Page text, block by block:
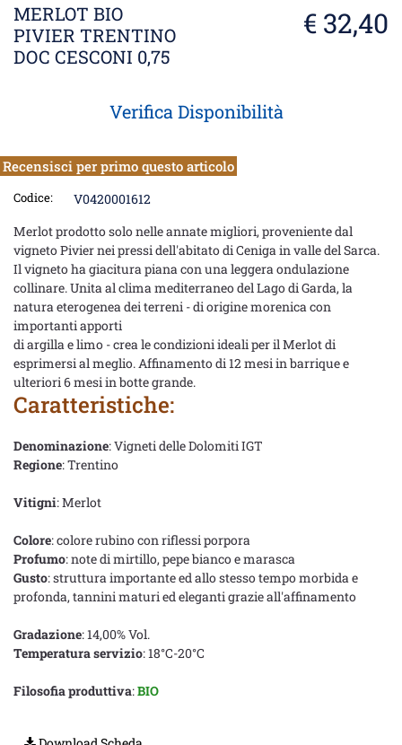
MERLOT BIO
PIVIER TRENTINO
DOC CESCONI 0,75
€ 32,40
Verifica Disponibilità
Recensisci per primo questo articolo
Codice:
V0420001612
Merlot prodotto solo nelle annate migliori, proveniente dal
vigneto Pivier nei pressi dell'abitato di Ceniga in valle del Sarca.
Il vigneto ha giacitura piana con una leggera ondulazione
collinare. Unita al clima mediterraneo del Lago di Garda, la
natura eterogenea dei terreni - di origine morenica con
importanti apporti
di argilla e limo - crea le condizioni ideali per il Merlot di
esprimersi al meglio. Affinamento di 12 mesi in barrique e
ulteriori 6 mesi in botte grande.
Caratteristiche:
Denominazione: Vigneti delle Dolomiti IGT
Regione: Trentino
Vitigni: Merlot
Colore: colore rubino con riflessi porpora
Profumo: note di mirtillo, pepe bianco e marasca
Gusto: struttura importante ed allo stesso tempo morbida e
profonda, tannini maturi ed eleganti grazie all'affinamento
Gradazione: 14,00% Vol.
Temperatura servizio: 18°C-20°C
Filosofia produttiva:BIO